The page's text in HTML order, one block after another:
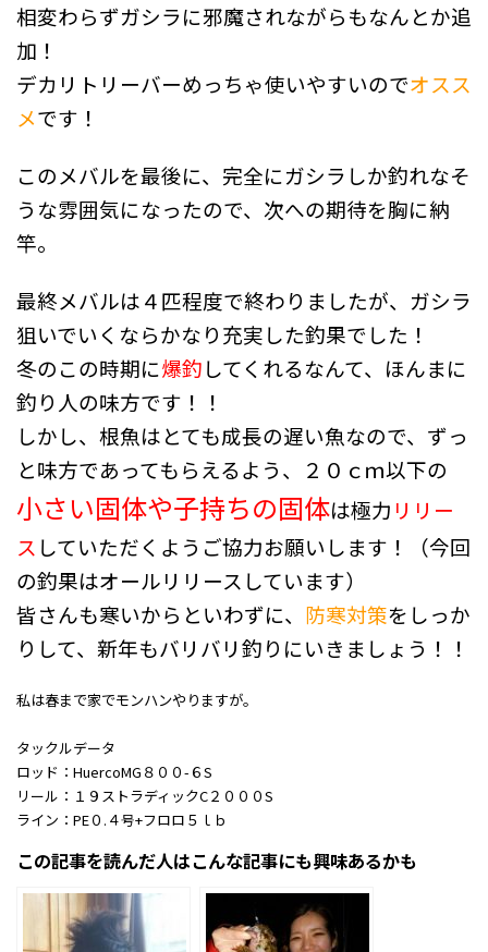
相変わらずガシラに邪魔されながらもなんとか追
加！
デカリトリーバーめっちゃ使いやすいのでオスス
メです！
このメバルを最後に、完全にガシラしか釣れなそ
うな雰囲気になったので、次への期待を胸に納
竿。
最終メバルは４匹程度で終わりましたが、ガシラ
狙いでいくならかなり充実した釣果でした！
冬のこの時期に爆釣してくれるなんて、ほんまに
釣り人の味方です！！
しかし、根魚はとても成長の遅い魚なので、ずっ
と味方であってもらえるよう、２０ｃｍ以下の
小さい固体や子持ちの固体は極力 リリー
ス していただくようご協力お願いします！（今回
の釣果はオールリリースしています）
皆さんも寒いからといわずに、 防寒対策をしっか
りして、新年もバリバリ釣りにいきましょう！！
私は春まで家でモンハンやりますが。
タックルデータ
ロッド：HuercoMG８００-６S
リール：１９ストラディックC２０００S
ライン：PE０.４号+フロロ５ｌｂ
この記事を読んだ人はこんな記事にも興味あるかも